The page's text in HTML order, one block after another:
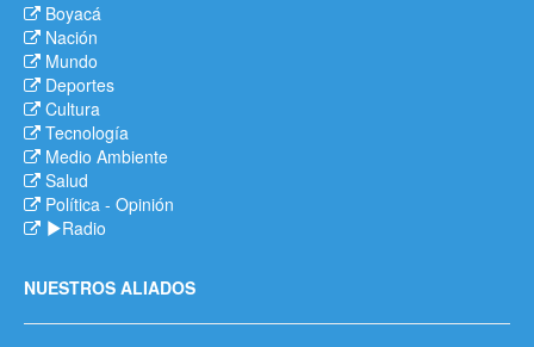
Boyacá
Nación
Mundo
Deportes
Cultura
Tecnología
Medio Ambiente
Salud
Política - Opinión
Radio
NUESTROS ALIADOS